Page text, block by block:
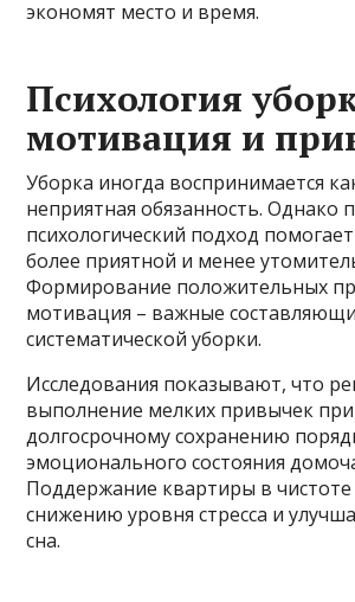
экономят место и время.
Психология
мотивация и
Уборка иногда воспринимается
неприятная обязанность. Однако
психологический подход
более приятной и менее
Формирование положительных
мотивация – важные
систематической уборки.
Исследования показывают, что
выполнение мелких привычек
долгосрочному сохранению
эмоционального состояния
Поддержание квартиры в чистоте
снижению уровня стресса и
сна.